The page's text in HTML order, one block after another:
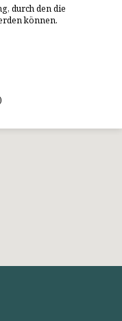
durch den die
können.